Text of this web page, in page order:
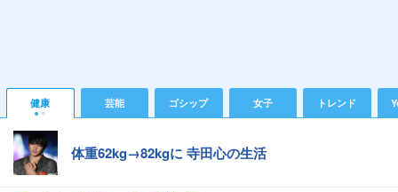
健康 芸能 ゴシップ 女子 トレンド
体重62kg→82kgに 寺田心の生活